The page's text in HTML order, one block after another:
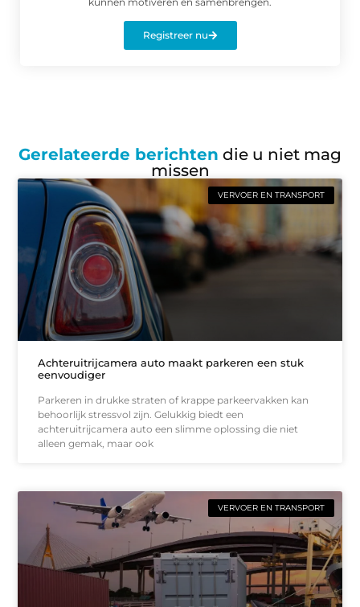
Registreer nu
Gerelateerde berichten die u niet mag
missen
VERVOER EN TRANSPORT
Achteruitrijcamera auto maakt parkeren een stuk
eenvoudiger
Parkeren in drukke straten of krappe parkeervakken kan
behoorlijk stressvol zijn. Gelukkig biedt een
achteruitrijcamera auto een slimme oplossing die niet
alleen gemak, maar ook
VERVOER EN TRANSPORT